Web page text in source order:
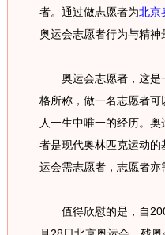
者。通过做志愿者为北京
奥运会志愿者行为与精神
奥运会志愿者，这是
格所称，做一名志愿者
人一生中唯一的经历。
者是现代奥林匹克运动
运会需志愿者，志愿者亦
值得欣慰的是，自